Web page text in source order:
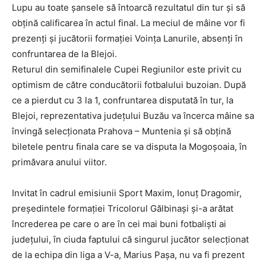
Lupu au toate şansele să întoarcă rezultatul din tur şi să
obţină calificarea în actul final. La meciul de mâine vor fi
prezenţi şi jucătorii formaţiei Voinţa Lanurile, absenţi în
confruntarea de la Blejoi.
Returul din semifinalele Cupei Regiunilor este privit cu
optimism de către conducătorii fotbalului buzoian. După
ce a pierdut cu 3 la 1, confruntarea disputată în tur, la
Blejoi, reprezentativa judeţului Buzău va încerca mâine sa
învingă selecţionata Prahova – Muntenia şi să obţină
biletele pentru finala care se va disputa la Mogoşoaia, în
primăvara anului viitor.
Invitat în cadrul emisiunii Sport Maxim, Ionuţ Dragomir,
preşedintele formaţiei Tricolorul Gălbinaşi şi-a arătat
încrederea pe care o are în cei mai buni fotbalişti ai
judeţului, în ciuda faptului că singurul jucător selecţionat
de la echipa din liga a V-a, Marius Paşa, nu va fi prezent